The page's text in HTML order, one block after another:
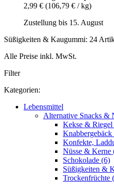
2,99 € (106,79 € / kg)
Zustellung bis 15. August
Süßigkeiten & Kaugummi: 24
Alle Preise inkl. MwSt.
Filter
Kategorien:
Lebensmittel
Alternative Snacks &
Kekse & Riegel
Knabbergebäck
Konfekte,
Nüsse & Kerne
Schokolade (6)
Süßigkeiten &
Trockenfrüchte